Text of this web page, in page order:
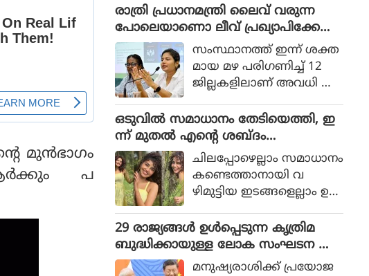
മുന്‍ഭാഗം
പ
മൊഹ്സിന്‍ നഖ്വി
വ്യാഴാഴ്ച പറഞ്ഞു. കര
സേനാ മേധാവി ഫീല്‍ഡ്
മാര്‍ഷല്‍ സയ്യിദ് അസിം
മുനീറിന്റെ അടുത്ത
യാളായി അറിയപ്പെടുന്ന ന
ഖ്വി പാകിസ്ഥാന്റെ
കോക്രോച്ചുകള്‍ ഒ
ന്നിച്ചാല്‍ രാജ്യത്തെ മ
റിച്ചിടാന്‍ കഴിയുമെന്ന് പറ
ഞ്ഞു.
രാത്രി പ്രധാനമന്ത്രി ലൈവ് വരുന്ന
പോലെയാണൊ ലീവ് പ്രഖ്യാപിക്കേണ്ട
ത്, എറണാകുളം ജില്ലാ കളക്ടർ
ക്കെതിരെ വിമർശനം
സംസ്ഥാനത്ത് ഇന്ന് ശക്ത
മായ മഴ പരിഗണിച്ച് 12
ജില്ലകളിലാണ് അവധി പ്ര
ഒടുവില്‍ സമാധാനം തേടിയെത്തി, ഇ
ന്ന് മുതല്‍ എന്റെ ശബ്ദം
തിരെഞ്ഞെടുക്കുന്നു, പോസ്റ്റുമായി
അനുപമ പരമേശ്വരന്‍, ഒരു ബ്രെയ്ക്ക
പ്പ് മണക്കുന്നുവെന്ന് സോഷ്യല്‍
മീഡിയ
ചിലപ്പോഴെല്ലാം സമാധാനം
കണ്ടെത്താനായി വ
ഴിമുട്ടിയ ഇടങ്ങളെല്ലാം ഉ
രും.
29 രാജ്യങ്ങള്‍ ഉള്‍പ്പെടുന്ന കൃത്രിമ
ബുദ്ധിക്കായുള്ള ലോക സംഘടന ആ
രംഭിച്ച് ചൈന; ഇന്ത്യ ഇല്ലമനുഷ്യരാശിക്ക് പ്രയോജ